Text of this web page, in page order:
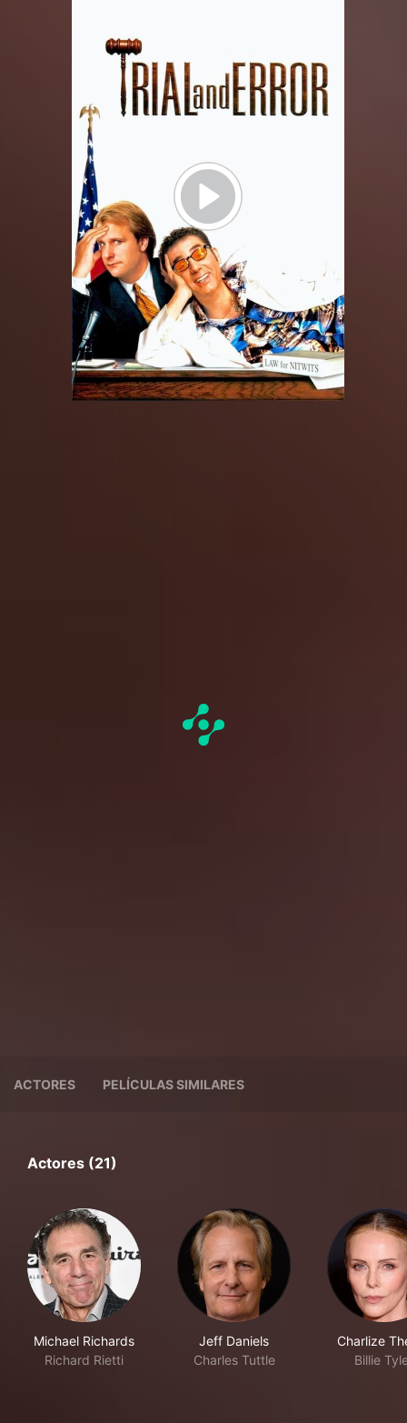
ACTORES PELÍCULAS SIMILARES
Actores (21)
Michael Richards
Richard Rietti
Jeff Daniels
Charles Tuttle
Charlize
Billie